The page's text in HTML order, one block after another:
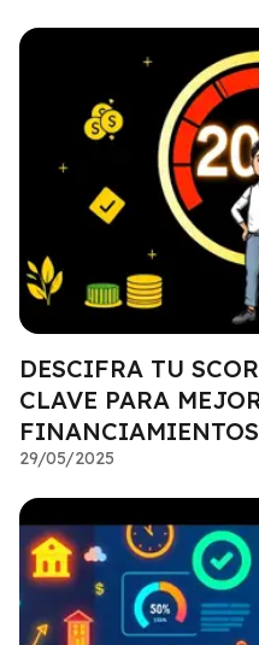
DESCIFRA TU
CLAVE PARA
FINANCIAMIENTOS
29/05/2025